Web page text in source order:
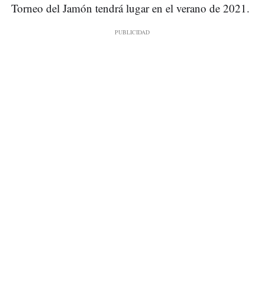
Torneo del Jamón tendrá lugar en el verano de 2021.